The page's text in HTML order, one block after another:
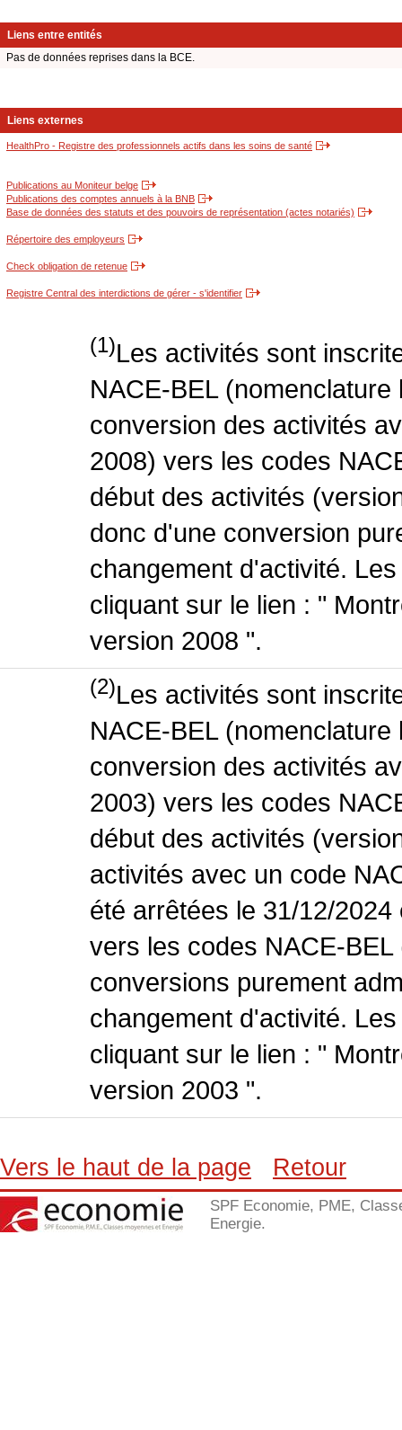
Liens entre entités
Pas de données reprises dans la BCE.
Liens externes
HealthPro - Registre des professionnels actifs dans les soins de santé
Publications au Moniteur belge
Publications des comptes annuels à la BNB
Base de données des statuts et des pouvoirs de représentation (actes notariés)
Répertoire des employeurs
Check obligation de retenue
Registre Central des interdictions de gérer - s'identifier
(1)Les activités sont
NACE-BEL
conversion des activités
2008) vers les codes
début des activités
donc d'une conversion
changement d'activité.
cliquant sur le lien : "
version 2008 ".
(2)Les activités sont
NACE-BEL
conversion des activités
2003) vers les codes
début des activités
activités avec un code
été arrêtées le 31/12/
vers les codes NACE-
conversions purement
changement d'activité.
cliquant sur le lien : "
version 2003 ".
Vers le haut de la page Retour
SPF Economie, PME,
Energie.